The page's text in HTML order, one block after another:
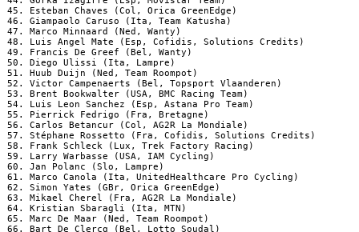
45. Esteban Chaves (Col, Orica GreenEdge)
46. Giampaolo Caruso (Ita, Team Katusha)
47. Marco Minnaard (Ned, Wanty)
48. Luis Angel Mate (Esp, Cofidis, Solutions Credits)
49. Francis De Greef (Bel, Wanty)
50. Diego Ulissi (Ita, Lampre)
51. Huub Duijn (Ned, Team Roompot)
52. Victor Campenaerts (Bel, Topsport Vlaanderen)
53. Brent Bookwalter (USA, BMC Racing Team)
54. Luis Leon Sanchez (Esp, Astana Pro Team)
55. Pierrick Fedrigo (Fra, Bretagne)
56. Carlos Betancur (Col, AG2R La Mondiale)
57. Stéphane Rossetto (Fra, Cofidis, Solutions Credits)
58. Frank Schleck (Lux, Trek Factory Racing)
59. Larry Warbasse (USA, IAM Cycling)
60. Jan Polanc (Slo, Lampre)
61. Marco Canola (Ita, UnitedHealthcare Pro Cycling)
62. Simon Yates (GBr, Orica GreenEdge)
63. Mikael Cherel (Fra, AG2R La Mondiale)
64. Kristian Sbaragli (Ita, MTN)
65. Marc De Maar (Ned, Team Roompot)
66. Bart De Clercq (Bel, Lotto Soudal)